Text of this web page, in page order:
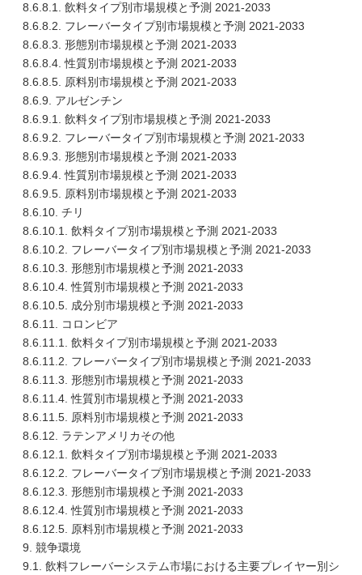
8.6.8.1. 飲料タイプ別市場規模と予測 2021-2033
8.6.8.2. フレーバータイプ別市場規模と予測 2021-2033
8.6.8.3. 形態別市場規模と予測 2021-2033
8.6.8.4. 性質別市場規模と予測 2021-2033
8.6.8.5. 原料別市場規模と予測 2021-2033
8.6.9. アルゼンチン
8.6.9.1. 飲料タイプ別市場規模と予測 2021-2033
8.6.9.2. フレーバータイプ別市場規模と予測 2021-2033
8.6.9.3. 形態別市場規模と予測 2021-2033
8.6.9.4. 性質別市場規模と予測 2021-2033
8.6.9.5. 原料別市場規模と予測 2021-2033
8.6.10. チリ
8.6.10.1. 飲料タイプ別市場規模と予測 2021-2033
8.6.10.2. フレーバータイプ別市場規模と予測 2021-2033
8.6.10.3. 形態別市場規模と予測 2021-2033
8.6.10.4. 性質別市場規模と予測 2021-2033
8.6.10.5. 成分別市場規模と予測 2021-2033
8.6.11. コロンビア
8.6.11.1. 飲料タイプ別市場規模と予測 2021-2033
8.6.11.2. フレーバータイプ別市場規模と予測 2021-2033
8.6.11.3. 形態別市場規模と予測 2021-2033
8.6.11.4. 性質別市場規模と予測 2021-2033
8.6.11.5. 原料別市場規模と予測 2021-2033
8.6.12. ラテンアメリカその他
8.6.12.1. 飲料タイプ別市場規模と予測 2021-2033
8.6.12.2. フレーバータイプ別市場規模と予測 2021-2033
8.6.12.3. 形態別市場規模と予測 2021-2033
8.6.12.4. 性質別市場規模と予測 2021-2033
8.6.12.5. 原料別市場規模と予測 2021-2033
9. 競争環境
9.1. 飲料フレーバーシステム市場における主要プレイヤー別シ